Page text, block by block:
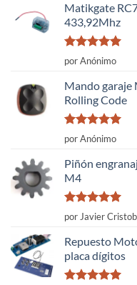
Matikgate
433,92Mhz
Valorado
con
por Anónimo
Mando garaje
Rolling Code
Valorado
con
por Anónimo
Piñón
M4
Valorado
con
por Javier
Repuesto
placa dígitos